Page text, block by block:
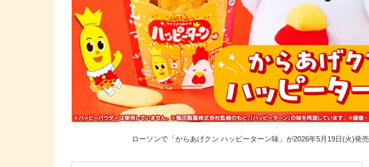
ローソンで「からあげクン ハッピーターン味」が2026年5月19日(火)発売